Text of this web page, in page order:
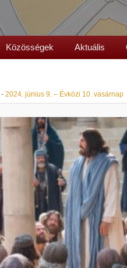
Közösségek Aktuális
- 2024. június 9. – Évközi 10. vasárnap